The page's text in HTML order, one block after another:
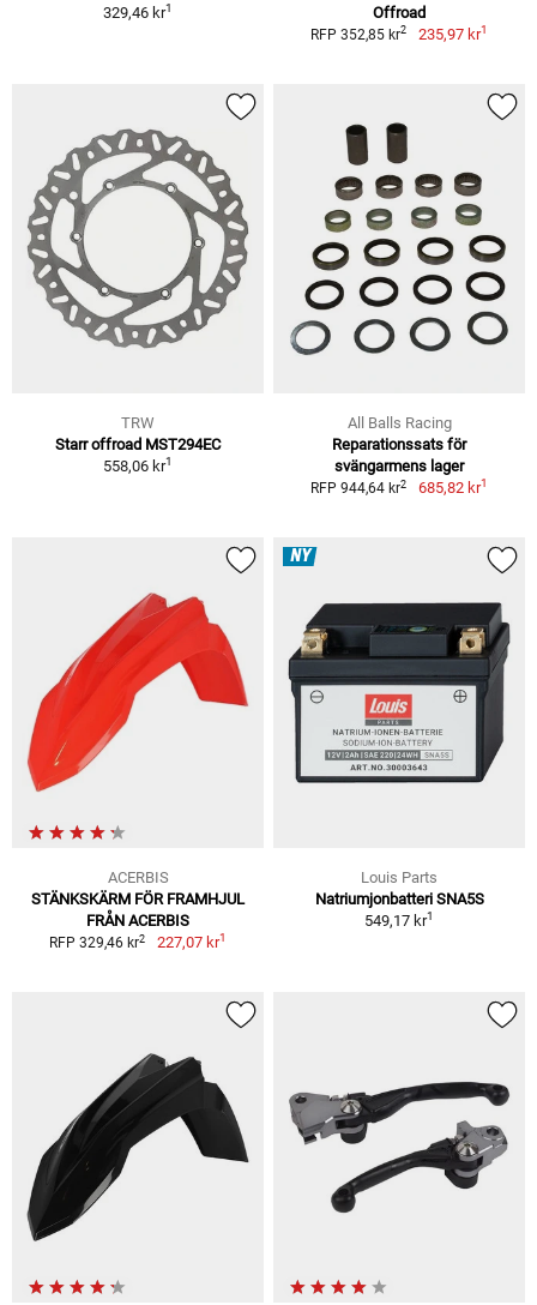
329,46 kr1 Offroad
RFP 352,85 kr2 235,97 kr1
TRW
Starr offroad MST294EC
558,06 kr1
All Balls Racing
Reparationssats för
svängarmens lager
RFP 944,64 kr2 685,82 kr1
ACERBIS
STÄNKSKÄRM FÖR FRAMHJUL
FRÅN ACERBIS
RFP 329,46 kr2 227,07 kr1
NY
Louis Parts
Natriumjonbatteri SNA5S
549,17 kr1